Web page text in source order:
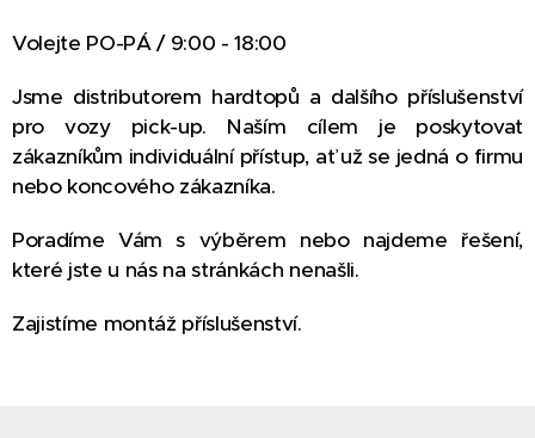
Volejte PO-PÁ / 9:00 - 18:00
Jsme distributorem hardtopů a dalšího příslušenství
pro vozy pick-up. Naším cílem je poskytovat
zákazníkům individuální přístup, ať už se jedná o firmu
nebo koncového zákazníka.
Poradíme Vám s výběrem nebo najdeme řešení,
které jste u nás na stránkách nenašli.
Zajistíme montáž příslušenství.